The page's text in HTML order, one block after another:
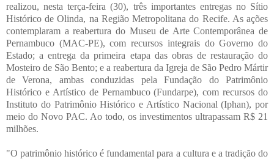
realizou, nesta terça-feira (30), três importantes entregas no Sítio
Histórico de Olinda, na Região Metropolitana do Recife. As ações
contemplaram a reabertura do Museu de Arte Contemporânea de
Pernambuco (MAC-PE), com recursos integrais do Governo do
Estado; a entrega da primeira etapa das obras de restauração do
Mosteiro de São Bento; e a reabertura da Igreja de São Pedro Mártir
de Verona, ambas conduzidas pela Fundação do Patrimônio
Histórico e Artístico de Pernambuco (Fundarpe), com recursos do
Instituto do Patrimônio Histórico e Artístico Nacional (Iphan), por
meio do Novo PAC. Ao todo, os investimentos ultrapassam R$ 21
milhões.
"O patrimônio histórico é fundamental para a cultura e a tradição do